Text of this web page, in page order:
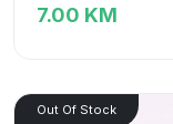
7.00 KM
Out Of Stock